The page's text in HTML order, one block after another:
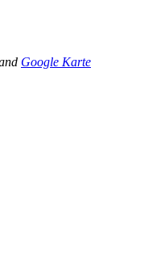
Google Karte